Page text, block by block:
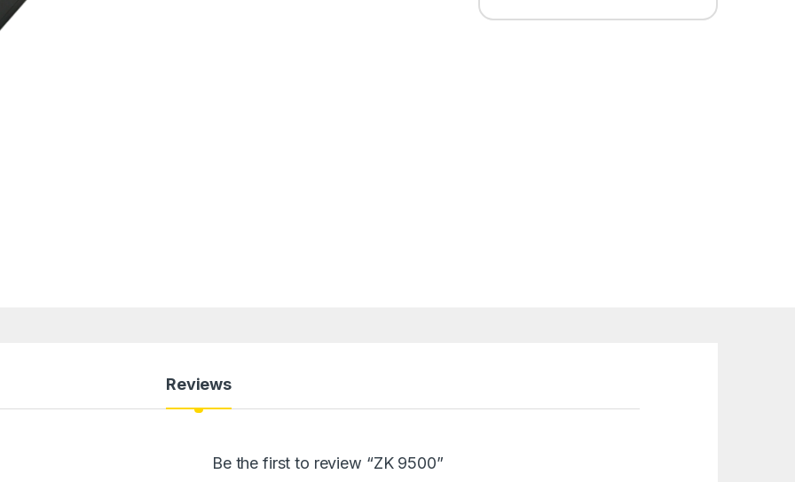
Reviews
Be the first to review “ZK 9500”